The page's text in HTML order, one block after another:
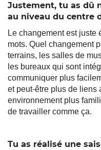
Justement, tu as dû
au niveau du centre
Le changement est juste
mots. Quel changement
terrains, les salles de
les bureaux qui sont
communiquer plus
et peut-être plus de liens
environnement plus
de travailler comme ça.
Tu as réalisé une